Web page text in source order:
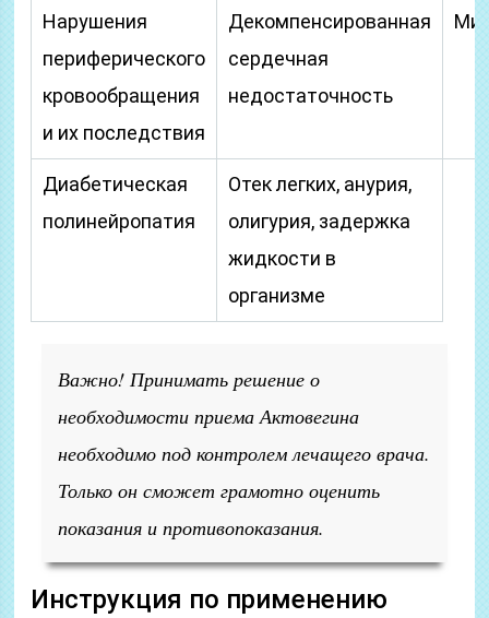
Нарушения
периферического
кровообращения
и их последствия
Декомпенсированная
сердечная
недостаточность
Диабетическая
полинейропатия
Отек легких, анурия,
олигурия, задержка
жидкости в
организме
Важно! Принимать решение о
необходимости приема Актовегина
необходимо под контролем лечащего врача.
Только он сможет грамотно оценить
показания и противопоказания.
Инструкция по применению